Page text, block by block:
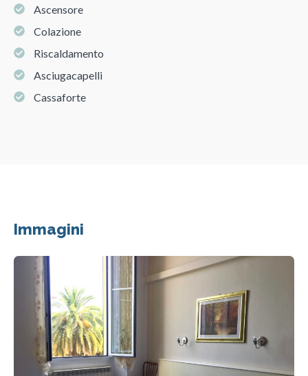
Ascensore
Colazione
Riscaldamento
Asciugacapelli
Cassaforte
Immagini